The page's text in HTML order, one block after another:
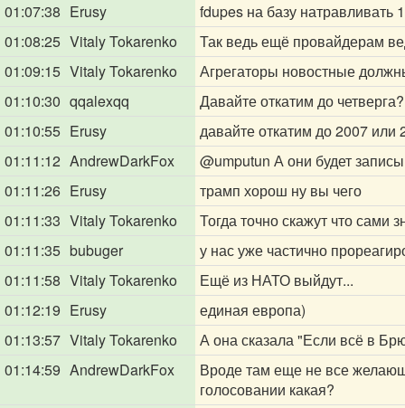
01:07:38 Erusy
fdupes на базу натравливать
01:08:25 Vitaly Tokarenko
Так ведь ещё провайдерам
01:09:15 Vitaly Tokarenko
Агрегаторы новостные
01:10:30 qqalexqq
Давайте откатим до четверга?
01:10:55 Erusy
давайте откатим до 2007 или
01:11:12 AndrewDarkFox @umputun А они будет
01:11:26 Erusy
трамп хорош ну вы чего
01:11:33 Vitaly Tokarenko
Тогда точно скажут что сами
01:11:35 bubuger
у нас уже частично
01:11:58 Vitaly Tokarenko
Ещё из НАТО выйдут...
01:12:19 Erusy
единая европа)
01:13:57 Vitaly Tokarenko
А она сказала "Если всё в
01:14:59 AndrewDarkFox
Вроде там еще не все
голосовании какая?